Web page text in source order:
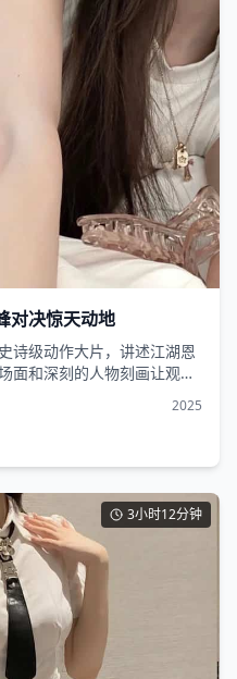
对决惊天动地
诗级动作大片，讲述江湖恩
面和深刻的人物刻画让观众
2025
3小时12分钟